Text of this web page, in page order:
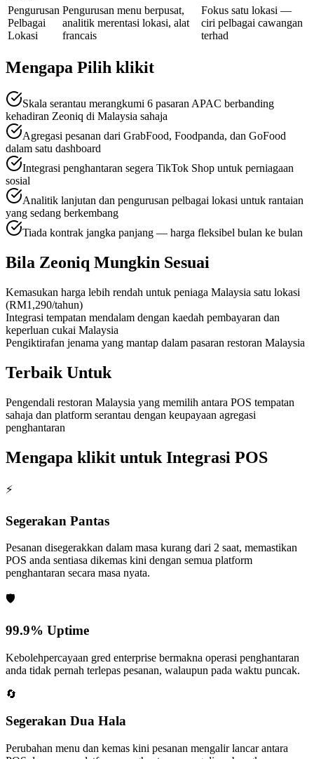
Pengurusan
Pelbagai
Lokasi
Pengurusan menu berpusat,
analitik merentasi lokasi, alat
francais
Fokus satu lokasi —
ciri pelbagai cawangan
terhad
Mengapa Pilih klikit
Skala serantau merangkumi 6 pasaran APAC berbanding
kehadiran Zeoniq di Malaysia sahaja
Agregasi pesanan dari GrabFood, Foodpanda, dan GoFood
dalam satu dashboard
Integrasi penghantaran segera TikTok Shop untuk perniagaan
sosial
Analitik lanjutan dan pengurusan pelbagai lokasi untuk rantaian
yang sedang berkembang
Tiada kontrak jangka panjang — harga fleksibel bulan ke bulan
Bila Zeoniq Mungkin Sesuai
Kemasukan harga lebih rendah untuk peniaga Malaysia satu lokasi
(RM1,290/tahun)
Integrasi tempatan mendalam dengan kaedah pembayaran dan
keperluan cukai Malaysia
Pengiktirafan jenama yang mantap dalam pasaran restoran Malaysia
Terbaik Untuk
Pengendali restoran Malaysia yang memilih antara POS tempatan
sahaja dan platform serantau dengan keupayaan agregasi
penghantaran
Mengapa klikit untuk Integrasi POS
⚡
Segerakan Pantas
Pesanan disegerakkan dalam masa kurang dari 2 saat, memastikan
POS anda sentiasa dikemas kini dengan semua platform
penghantaran secara masa nyata.
🛡️
99.9% Uptime
Kebolehpercayaan gred enterprise bermakna operasi penghantaran
anda tidak pernah terlepas pesanan, walaupun pada waktu puncak.
🔄
Segerakan Dua Hala
Perubahan menu dan kemas kini pesanan mengalir lancar antara